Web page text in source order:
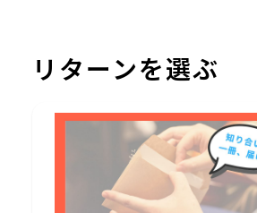
リターンを選ぶ